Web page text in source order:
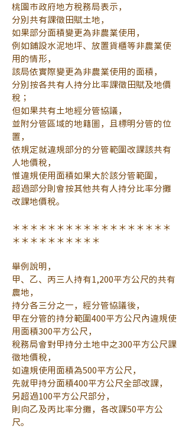
桃園市政府地方稅務局表示，
分別共有課徵田賦土地，
如果部分面積變更為非農業使用，
例如鋪設水泥地坪、放置貨櫃等非農業使
用的情形，
該局依實際變更為非農業使用的面積，
分別按各共有人持分比率課徵田賦及地價
稅；
但如果共有土地經分管協議，
並附分管區域的地籍圖，且標明分管的位
置，
依規定就違規部分的分管範圍改課該共有
人地價稅，
惟違規使用面積如果大於該分管範圍，
超過部分則會按其他共有人持分比率分攤
改課地價稅。
＊＊＊＊＊＊＊＊＊＊＊＊＊＊＊＊＊＊
＊＊＊＊＊＊＊＊＊＊
舉例說明，
甲、乙、丙三人持有1,200平方公尺的共有
農地，
持分各三分之一，經分管協議後，
甲在分管的持分範圍400平方公尺內違規使
用面積300平方公尺，
稅務局會對甲持分土地中之300平方公尺課
徵地價稅，
如違規使用面積為500平方公尺，
先就甲持分面積400平方公尺全部改課，
另超過100平方公尺部分，
則向乙及丙比率分攤，各改課50平方公
尺。